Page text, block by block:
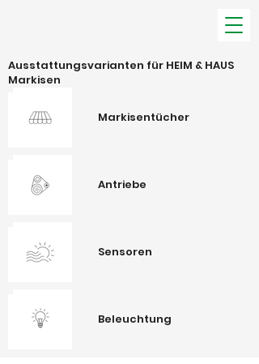
Ausstattungsvarianten für HEIM & HAUS
Markisen
Markisentücher
Antriebe
Sensoren
Beleuchtung